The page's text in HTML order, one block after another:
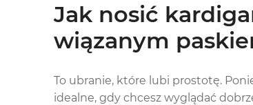
Jak nosić
wiązanym
To ubranie, które lubi prostotę.
idealne, gdy chcesz wyglądać